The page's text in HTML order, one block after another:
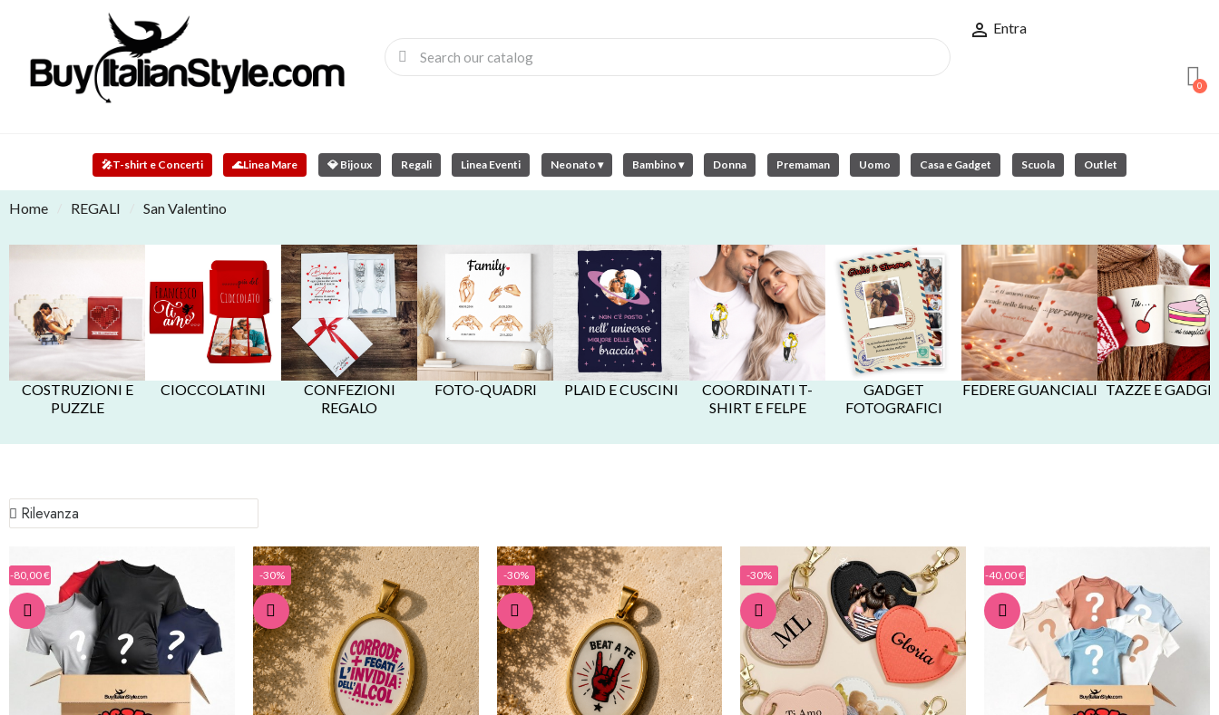
 Entra
🎤T-shirt e Concerti 🌊Linea Mare 💎 Bijoux Regali Linea Eventi Neonato ▾ Bambino ▾ Donna Premaman Uomo Casa e Gadget Scuola Outlet
Home REGALI San Valentino
COSTRUZIONI E
PUZZLE
CIOCCOLATINI
CONFEZIONI
REGALO
FOTO-QUADRI PLAID E CUSCINI
COORDINATI T-
SHIRT E FELPE
GADGET
FOTOGRAFICI
FEDERE GUANCIALI TAZZE E
-80,00 € -30% -30% -30% -40,00 €